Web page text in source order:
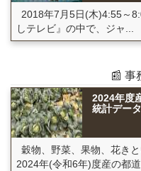
2018年7月5日(木)4:55～
しテレビ』の中で、ジャ...
📰 事
2024年度
統計デー
穀物、野菜、果物、花き
2024年(令和6年)度産の都